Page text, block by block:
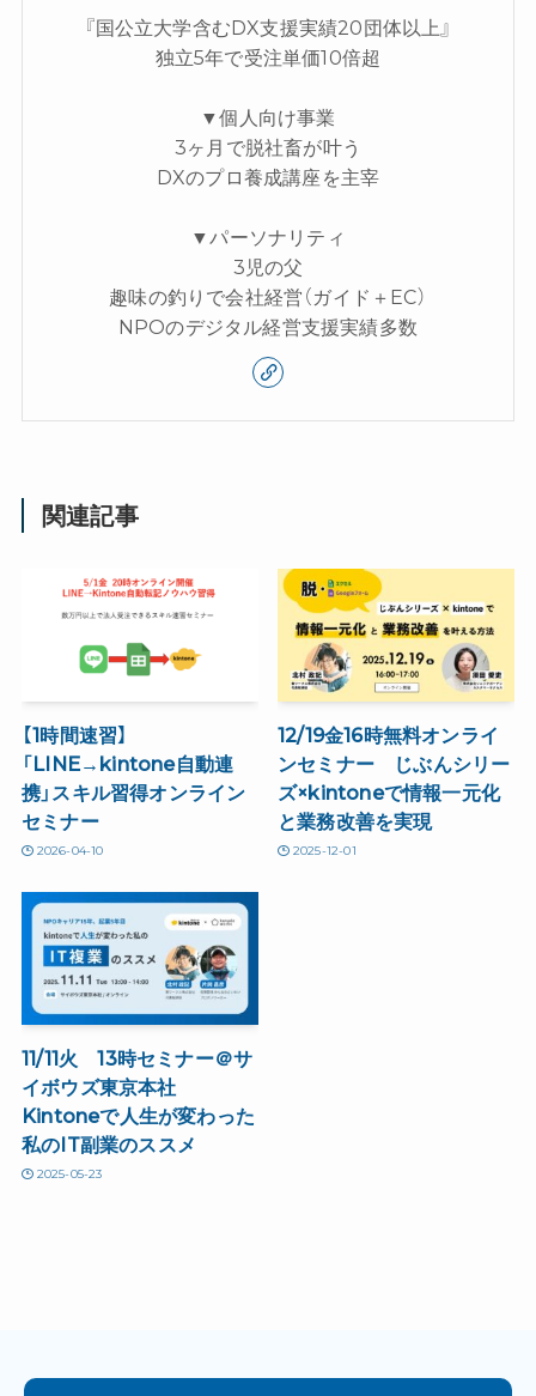
『国公立大学含むDX支援実績20団体以上』
独立5年で受注単価10倍超
▼個人向け事業
3ヶ月で脱社畜が叶う
DXのプロ養成講座を主宰
▼パーソナリティ
3児の父
趣味の釣りで会社経営（ガイド＋EC）
NPOのデジタル経営支援実績多数
関連記事
【1時間速習】
「LINE→kintone自動連
携」スキル習得オンライン
セミナー
2026-04-10
12/19金16時無料オンライ
ンセミナー じぶんシリー
ズ×kintoneで情報一元化
と業務改善を実現
2025-12-01
11/11火 13時セミナー＠サ
イボウズ東京本社
Kintoneで人生が変わった
私のIT副業のススメ
2025-05-23